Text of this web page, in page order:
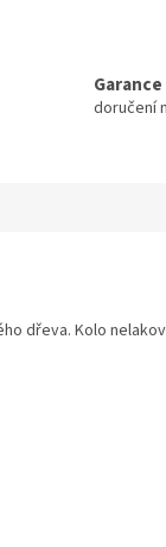
doručení
dřeva. Kolo